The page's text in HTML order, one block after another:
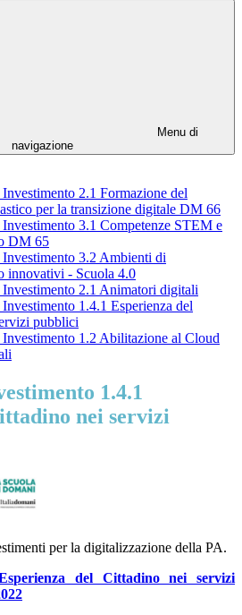
Menu di
navigazione
2.1 Formazione del
per la transizione digitale DM 66
3.1 Competenze STEM e
DM 65
3.2 Ambienti di
innovativi - Scuola 4.0
2.1 Animatori digitali
1.4.1 Esperienza del
pubblici
1.2 Abilitazione al Cloud
1.4.1
nei servizi
per la digitalizzazione della PA.
del Cittadino nei servizi